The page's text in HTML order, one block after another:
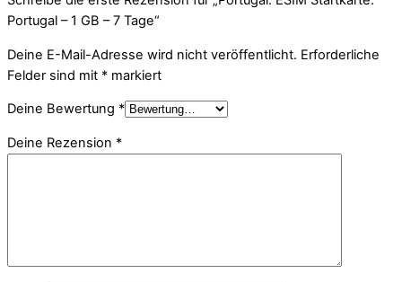
Portugal – 1 GB – 7 Tage“
Deine E-Mail-Adresse wird nicht veröffentlicht. Erforderliche
Felder sind mit * markiert
Deine Bewertung *
Deine Rezension *